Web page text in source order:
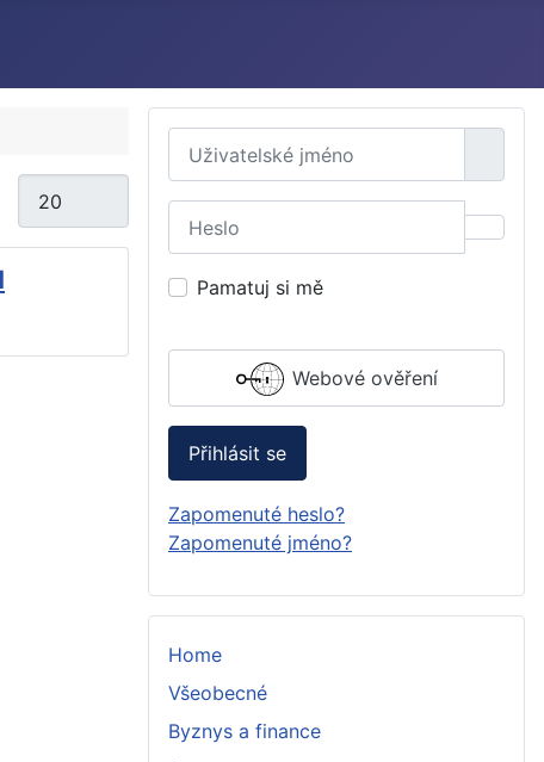
Uživatelské jméno
Pamatuj si mě
Webové ověření
Přihlásit se
Zapomenuté heslo?
Zapomenuté jméno?
Home
Všeobecné
Byznys a finance